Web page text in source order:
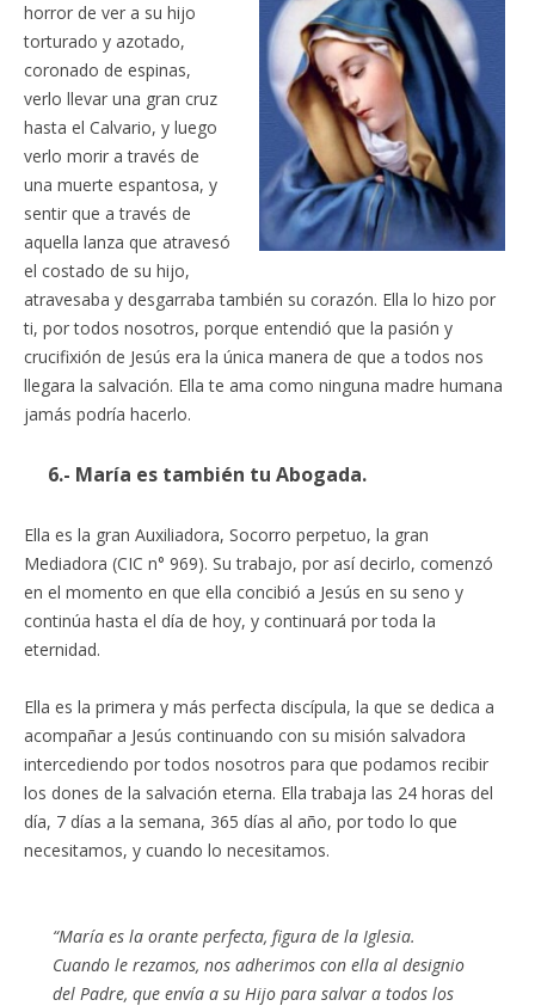
horror de ver a su hijo
torturado y azotado,
coronado de espinas,
verlo llevar una gran cruz
hasta el Calvario, y luego
verlo morir a través de
una muerte espantosa, y
sentir que a través de
aquella lanza que atravesó
el costado de su hijo,
atravesaba y desgarraba también su corazón. Ella lo hizo por
ti, por todos nosotros, porque entendió que la pasión y
crucifixión de Jesús era la única manera de que a todos nos
llegara la salvación. Ella te ama como ninguna madre humana
jamás podría hacerlo.
6.- María es también tu Abogada.
Ella es la gran Auxiliadora, Socorro perpetuo, la gran
Mediadora (CIC n° 969). Su trabajo, por así decirlo, comenzó
en el momento en que ella concibió a Jesús en su seno y
continúa hasta el día de hoy, y continuará por toda la
eternidad.
Ella es la primera y más perfecta discípula, la que se dedica a
acompañar a Jesús continuando con su misión salvadora
intercediendo por todos nosotros para que podamos recibir
los dones de la salvación eterna. Ella trabaja las 24 horas del
día, 7 días a la semana, 365 días al año, por todo lo que
necesitamos, y cuando lo necesitamos.
“María es la orante perfecta, figura de la Iglesia.
Cuando le rezamos, nos adherimos con ella al designio
del Padre, que envía a su Hijo para salvar a todos los